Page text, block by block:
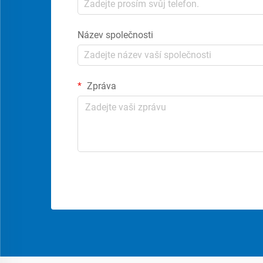
Název společnosti
Zpráva